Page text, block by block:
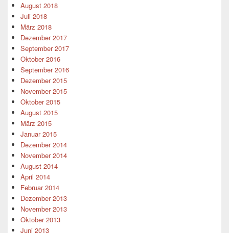
August 2018
Juli 2018
März 2018
Dezember 2017
September 2017
Oktober 2016
September 2016
Dezember 2015
November 2015
Oktober 2015
August 2015
März 2015
Januar 2015
Dezember 2014
November 2014
August 2014
April 2014
Februar 2014
Dezember 2013
November 2013
Oktober 2013
Juni 2013